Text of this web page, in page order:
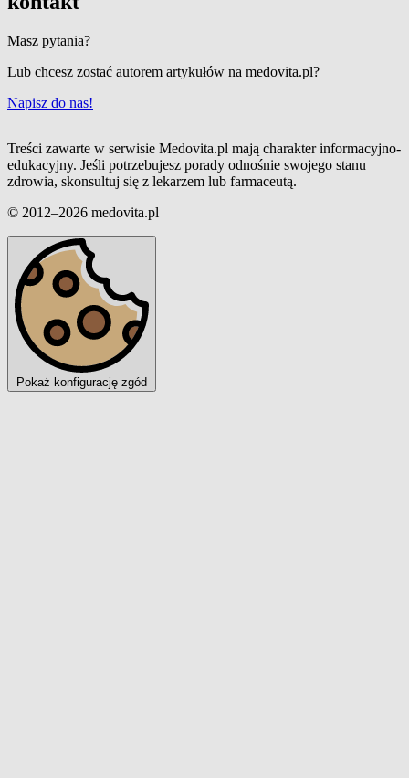
Masz pytania?
Lub chcesz zostać autorem artykułów na medovita.pl?
Napisz do nas!
Treści zawarte w serwisie Medovita.pl mają charakter informacyjno-
edukacyjny. Jeśli potrzebujesz porady odnośnie swojego stanu
zdrowia, skonsultuj się z lekarzem lub farmaceutą.
© 2012–2026 medovita.pl
Pokaż konfigurację zgód